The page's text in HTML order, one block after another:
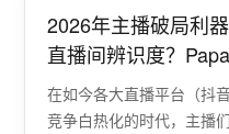
2026年主播破局利
直播间辨识度？
在如今各大直播平台（抖
竞争白热化的时代，主播